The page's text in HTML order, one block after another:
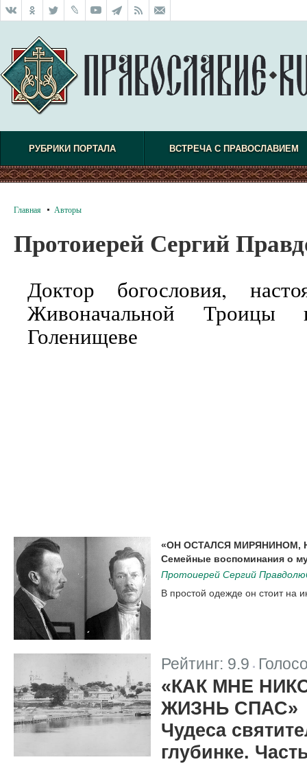
РУБРИКИ ПОРТАЛА ВСТРЕЧА С ПРАВОСЛАВИЕМ
Главная Авторы
Протоиерей Сергий
Доктор богословия,
Живоначальной Троицы
Голенищеве
«ОН ОСТАЛСЯ МИРЯНИНОМ,
Семейные воспоминания о
Протоиерей Сергий
В простой одежде он стоит на
Рейтинг: 9.9
«КАК МНЕ
ЖИЗНЬ СПАС»
Чудеса
глубинке.